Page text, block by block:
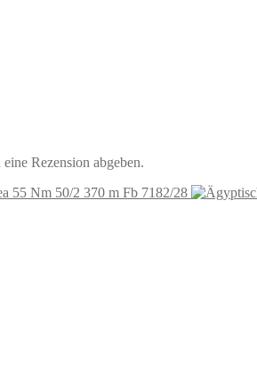
Rezension abgeben.
55 Nm 50/2 370 m Fb 7182/28